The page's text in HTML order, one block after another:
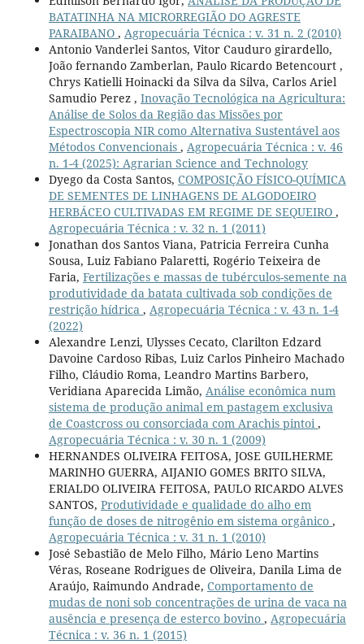
BATATINHA NA MICRORREGIÃO DO AGRESTE
PARAIBANO , Agropecuária Técnica : v. 31 n. 2 (2010)
Antonio Vanderlei Santos, Vitor Cauduro girardello,
João fernando Zamberlan, Paulo Ricardo Betencourt ,
Chrys Katielli Hoinacki da Silva da Silva, Carlos Ariel
Samudio Perez , Inovação Tecnológica na Agricultura:
Análise de Solos da Região das Missões por
Espectroscopia NIR como Alternativa Sustentável aos
Métodos Convencionais , Agropecuária Técnica : v. 46
n. 1-4 (2025): Agrarian Science and Technology
Dyego da Costa Santos, COMPOSIÇÃO FÍSICO-QUÍMICA
DE SEMENTES DE LINHAGENS DE ALGODOEIRO
HERBÁCEO CULTIVADAS EM REGIME DE SEQUEIRO ,
Agropecuária Técnica : v. 32 n. 1 (2011)
Jonathan dos Santos Viana, Patricia Ferreira Cunha
Sousa, Luiz Fabiano Palaretti, Rogério Teixeira de
Faria, Fertilizações e massas de tubérculos-semente na
produtividade da batata cultivada sob condições de
restrição hídrica , Agropecuária Técnica : v. 43 n. 1-4
(2022)
Alexandre Lenzi, Ulysses Cecato, Clarilton Edzard
Davoine Cardoso Ribas, Luiz Carlos Pinheiro Machado
Filho, Cláudio Roma, Leandro Martins Barbero,
Veridiana Aparecida Limão, Análise econômica num
sistema de produção animal em pastagem exclusiva
de Coastcross ou consorciada com Arachis pintoi,
Agropecuária Técnica : v. 30 n. 1 (2009)
HERNANDES OLIVEIRA FEITOSA, JOSE GUILHERME
MARINHO GUERRA, AIJANIO GOMES BRITO SILVA,
ERIALDO OLIVEIRA FEITOSA, PAULO RICARDO ALVES
SANTOS, Produtividade e qualidade do alho em
função de doses de nitrogênio em sistema orgânico ,
Agropecuária Técnica : v. 31 n. 1 (2010)
José Sebastião de Melo Filho, Mário Leno Martins
Véras, Roseane Rodrigues de Oliveira, Danila Lima de
Araújo, Raimundo Andrade, Comportamento de
mudas de noni sob concentrações de urina de vaca na
ausência e presença de esterco bovino , Agropecuária
Técnica : v. 36 n. 1 (2015)